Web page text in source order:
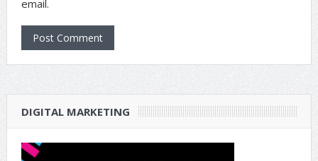
email.
DIGITAL MARKETING